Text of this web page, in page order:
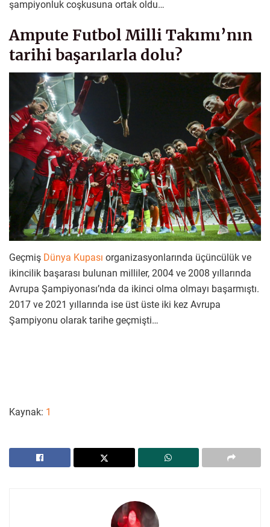
şampiyonluk coşkusuna ortak oldu…
Ampute Futbol Milli Takımı’nın
tarihi başarılarla dolu?
Geçmiş Dünya Kupası organizasyonlarında üçüncülük ve
ikincilik başarası bulunan milliler, 2004 ve 2008 yıllarında
Avrupa Şampiyonası’nda da ikinci olma olmayı başarmıştı.
2017 ve 2021 yıllarında ise üst üste iki kez Avrupa
Şampiyonu olarak tarihe geçmişti…
Kaynak: 1